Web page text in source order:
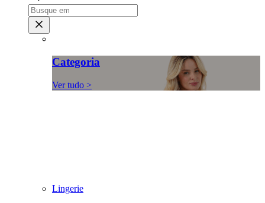
Categoria
Ver tudo >
Lingerie